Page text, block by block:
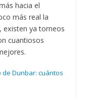
hacia el
más real la
existen ya torneos
cuantiosos
de Dunbar: cuántos